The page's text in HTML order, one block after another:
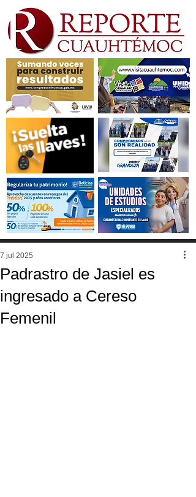
Padrastro de Jasiel es
ingresado a Cereso
Femenil
7 jul 2025